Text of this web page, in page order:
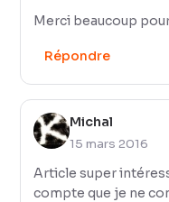
Merci beaucoup
Répondre
Michal
15 mars 2016
Article super
compte que je ne